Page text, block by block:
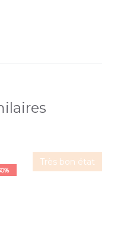
Très bon état